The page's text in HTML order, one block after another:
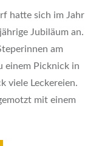
hatte sich im Jahr
Jubiläum an.
am
einem Picknick in
viele Leckereien.
mit einem